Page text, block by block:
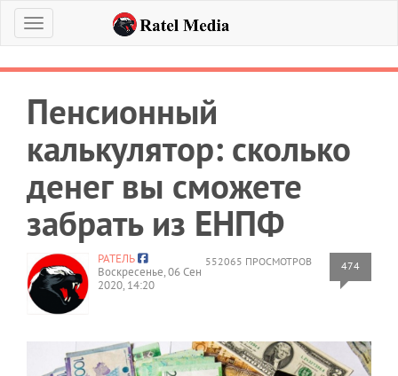
Меню
Пенсионный
калькулятор: сколько
денег вы сможете
забрать из ЕНПФ
552065 ПРОСМОТРОВ 474
РАТЕЛЬ
Воскресенье, 06 Сен
2020, 14:20